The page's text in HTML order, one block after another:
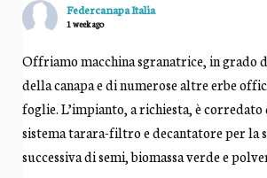
Federcanapa Italia
1 week ago
Offriamo macchina sgranatrice, in grado
della canapa e di numerose altre erbe
foglie. L’impianto, a richiesta, è
sistema tarara-filtro e decantatore per la
successiva di semi, biomassa verde e